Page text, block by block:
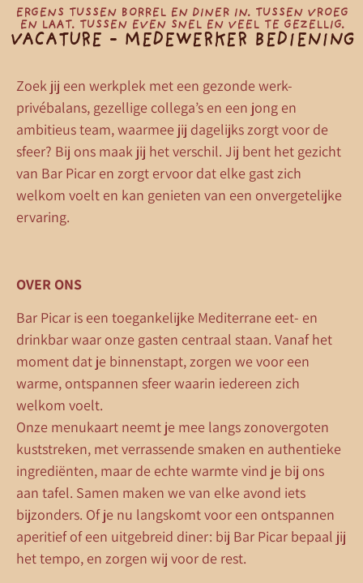
ERGENS TUSSEN BORREL EN DINER IN. TUSSEN VROEG
EN LAAT. TUSSEN EVEN SNEL EN VEEL TE GEZELLIG.
VACATURE - MEDEWERKER BEDIENING
Zoek jij een werkplek met een gezonde werk-
privébalans, gezellige collega’s en een jong en
ambitieus team, waarmee jij dagelijks zorgt voor de
sfeer? Bij ons maak jij het verschil. Jij bent het gezicht
van Bar Picar en zorgt ervoor dat elke gast zich
welkom voelt en kan genieten van een onvergetelijke
ervaring.
OVER ONS
Bar Picar is een toegankelijke Mediterrane eet- en
drinkbar waar onze gasten centraal staan. Vanaf het
moment dat je binnenstapt, zorgen we voor een
warme, ontspannen sfeer waarin iedereen zich
welkom voelt.
Onze menukaart neemt je mee langs zonovergoten
kuststreken, met verrassende smaken en authentieke
ingrediënten, maar de echte warmte vind je bij ons
aan tafel. Samen maken we van elke avond iets
bijzonders. Of je nu langskomt voor een ontspannen
aperitief of een uitgebreid diner: bij Bar Picar bepaal jij
het tempo, en zorgen wij voor de rest.